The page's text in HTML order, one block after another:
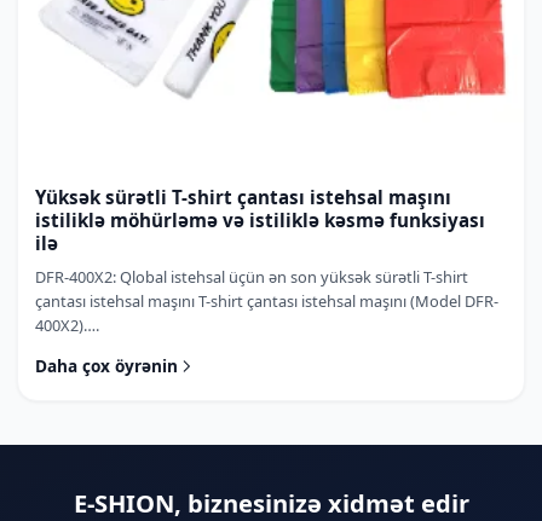
Yüksək sürətli T-shirt çantası istehsal maşını
istiliklə möhürləmə və istiliklə kəsmə funksiyası
ilə
DFR-400X2: Qlobal istehsal üçün ən son yüksək sürətli T-shirt
çantası istehsal maşını T-shirt çantası istehsal maşını (Model DFR-
400X2)….
Daha çox öyrənin
E-SHION, biznesinizə xidmət edir